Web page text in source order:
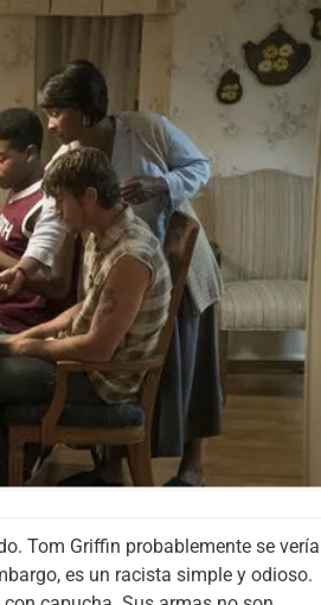
Tom Griffin probablemente se vería
es un racista simple y odioso.